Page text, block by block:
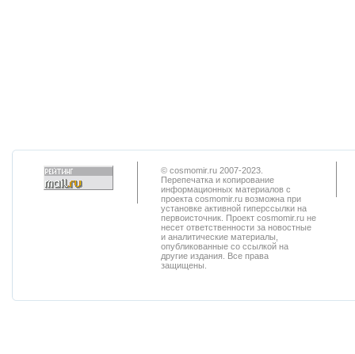
© cosmomir.ru 2007-2023.
Перепечатка и копирование
информационных материалов с
проекта cosmomir.ru возможна при
установке активной гиперссылки на
первоисточник. Проект cosmomir.ru не
несет ответственности за новостные
и аналитические материалы,
опубликованные со ссылкой на
другие издания. Все права
защищены.